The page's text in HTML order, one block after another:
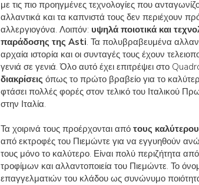
με τις πιο προηγμένες τεχνολογίες που
αλλαντικά και τα καπνιστά τους δεν περιέχουν
αλλεργιογόνα. Λοιπόν: υψηλά ποιοτικά και
παράδοσης της Asti. Τα πολυβραβευμένα
αρχαία ιστορία και οι συνταγές τους έχουν
γενιά σε γενιά. Όλο αυτό έχει επιτρέψει στο
διακρίσεις όπως το πρώτο βραβείο για το
φτάσει πολλές φορές στον τελικό του Ιταλικού
στην Ιταλία.
Τα χοιρινά τους προέρχονται από τους
από εκτροφές του Πιεμώντε για να εγγυηθούν
τους μόνο το καλύτερο. Είναι πολύ περιζήτητα
τροφίμων και αλλαντοποιεία του Πιεμώντε. Το
επαγγελματιών του κλάδου ως συνώνυμο